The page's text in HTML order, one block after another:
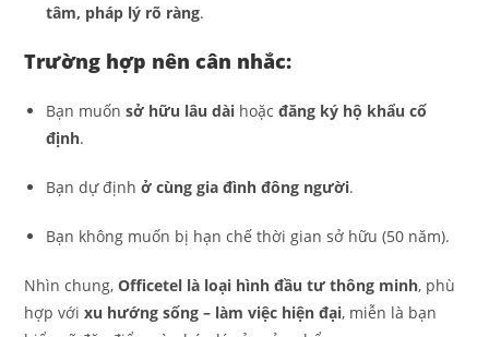
tâm, pháp lý rõ ràng.
Trường hợp nên cân nhắc:
Bạn muốnsở hữu lâu dài hoặcđăng ký hộ khẩu cố
định.
Bạn dự địnhở cùng gia đình đông người.
Bạn không muốn bị hạn chế thời gian sở hữu (50 năm).
Nhìn chung,Officetel là loại hình đầu tư thông minh, phù
hợp vớixu hướng sống – làm việc hiện đại, miễn là bạn